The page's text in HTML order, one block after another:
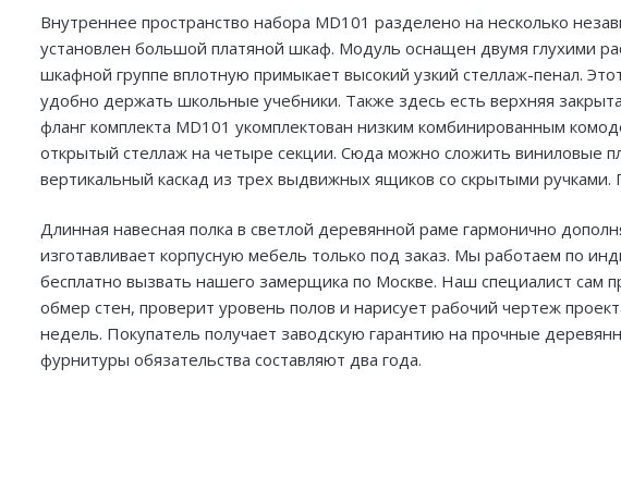
Внутреннее пространство набора MD101 разделено на несколько
установлен большой платяной шкаф. Модуль оснащен двумя глухими
шкафной группе вплотную примыкает высокий узкий стеллаж-пенал.
удобно держать школьные учебники. Также здесь есть верхняя
фланг комплекта MD101 укомплектован низким комбинированным
открытый стеллаж на четыре секции. Сюда можно сложить виниловые
вертикальный каскад из трех выдвижных ящиков со скрытыми
Длинная навесная полка в светлой деревянной раме гармонично
изготавливает корпусную мебель только под заказ. Мы работаем по
бесплатно вызвать нашего замерщика по Москве. Наш специалист сам
обмер стен, проверит уровень полов и нарисует рабочий чертеж
недель. Покупатель получает заводскую гарантию на прочные
фурнитуры обязательства составляют два года.